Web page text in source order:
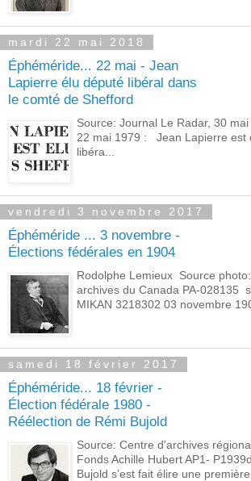
mardi 22 mai 2018
Éphéméride... 22 mai - Jean
Lapierre élu député libéral dans
le comté de Shefford
Source: Journal Le Radar, 30
22 mai 1979 : Jean Lapierre est
libéra...
vendredi 3 novembre 2017
Éphéméride ... 3 novembre -
Élections fédérales en 1904
Rodolphe Lemieux Source
archives du Canada PA-028135
MIKAN 3218302 03 novembre
samedi 18 février 2017
Éphéméride... 18 février -
Élection fédérale 1980 -
Réélection de Rémi Bujold
Source: Centre d'archives
Fonds Achille Hubert AP1-
Bujold s’est fait élire une première